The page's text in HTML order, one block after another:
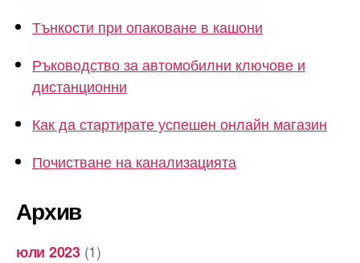
Тънкости при опаковане в кашони
Ръководство за автомобилни ключове и
дистанционни
Как да стартирате успешен онлайн магазин
Почистване на канализацията
Архив
юли 2023(1)